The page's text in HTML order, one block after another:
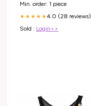
Min. order: 1 piece
★★★★★4.0 (28 reviews)
Sold : Login>>